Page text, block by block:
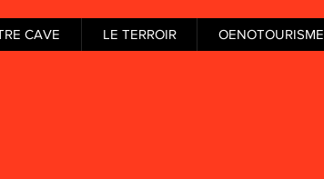
CAVE LE TERROIR OENOTOURISME